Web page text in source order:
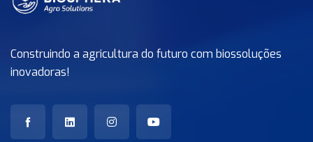
Construindo a agricultura do futuro com biossoluções
inovadoras!